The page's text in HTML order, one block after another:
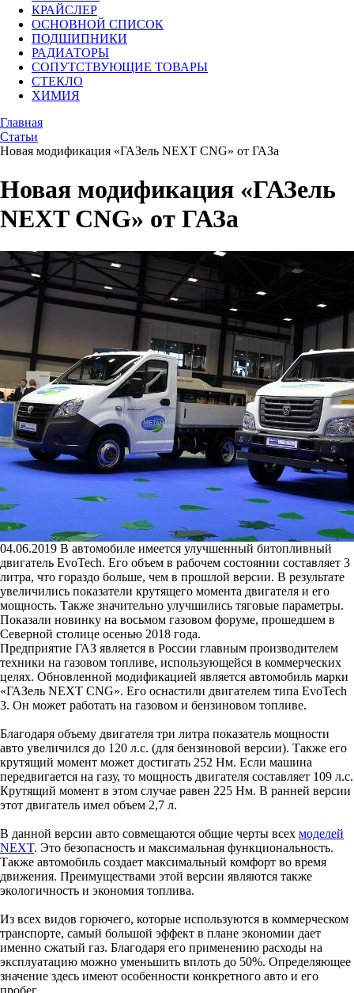
КРАЙСЛЕР
ОСНОВНОЙ СПИСОК
ПОДШИПНИКИ
РАДИАТОРЫ
СОПУТСТВУЮЩИЕ ТОВАРЫ
СТЕКЛО
ХИМИЯ
Главная
Статьи
Новая модификация «ГАЗель NEXT CNG» от ГАЗа
Новая модификация «ГАЗель
NEXT CNG» от ГАЗа
04.06.2019 В автомобиле имеется улучшенный битопливный
двигатель EvoTech. Его объем в рабочем состоянии составляет 3
литра, что гораздо больше, чем в прошлой версии. В результате
увеличились показатели крутящего момента двигателя и его
мощность. Также значительно улучшились тяговые параметры.
Показали новинку на восьмом газовом форуме, прошедшем в
Северной столице осенью 2018 года.
Предприятие ГАЗ является в России главным производителем
техники на газовом топливе, использующейся в коммерческих
целях. Обновленной модификацией является автомобиль марки
«ГАЗель NEXT CNG». Его оснастили двигателем типа EvoTech
3. Он может работать на газовом и бензиновом топливе.
Благодаря объему двигателя три литра показатель мощности
авто увеличился до 120 л.с. (для бензиновой версии). Также его
крутящий момент может достигать 252 Нм. Если машина
передвигается на газу, то мощность двигателя составляет 109 л.с.
Крутящий момент в этом случае равен 225 Нм. В ранней версии
этот двигатель имел объем 2,7 л.
В данной версии авто совмещаются общие черты всех моделей
NEXT. Это безопасность и максимальная функциональность.
Также автомобиль создает максимальный комфорт во время
движения. Преимуществами этой версии являются также
экологичность и экономия топлива.
Из всех видов горючего, которые используются в коммерческом
транспорте, самый большой эффект в плане экономии дает
именно сжатый газ. Благодаря его применению расходы на
эксплуатацию можно уменьшить вплоть до 50%. Определяющее
значение здесь имеют особенности конкретного авто и его
пробег.